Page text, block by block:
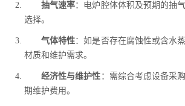
抽气速率：电炉腔体体积及预期的抽
选择。
气体特性：如是否存在腐蚀性或含水
材质和维护需求。
经济性与维护性 ：需综合考虑设备采
期维护费用。